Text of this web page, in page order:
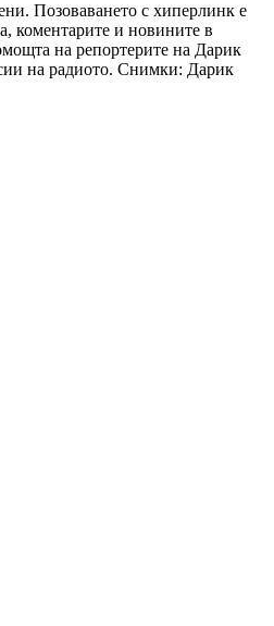
Позоваването с хиперлинк е
коментарите и новините в
на репортерите на Дарик
на радиото. Снимки: Дарик